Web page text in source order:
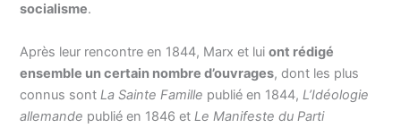
socialisme.
Après leur rencontre en 1844, Marx et luiont rédigé
ensemble un certain nombre d’ouvrages, dont les plus
connus sontLa Sainte Famille publié en 1844,L’Idéologie
allemande publié en 1846 etLe Manifeste du Parti